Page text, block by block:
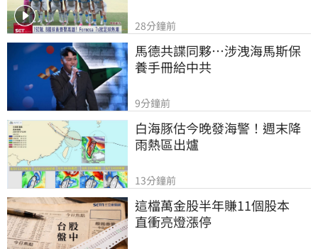
28分鐘前
馬德共諜同夥…涉洩海馬斯保
養手冊給中共
9分鐘前
白海豚估今晚發海警！週末降
雨熱區出爐
13分鐘前
這檔萬金股半年賺11個股本
直衝亮燈漲停